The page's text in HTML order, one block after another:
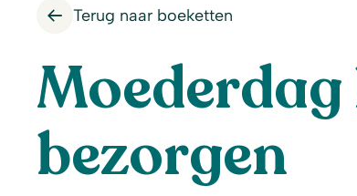
Terug naar boeketten
bezorgen